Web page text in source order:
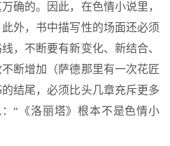
确的。因此，在色情小说里，
外，书中描写性的场面还必须
，不断要有新变化、新结合、
断增加（萨德那里有一次花匠
结尾，必须比头几章充斥更多
“《洛丽塔》根本不是色情小